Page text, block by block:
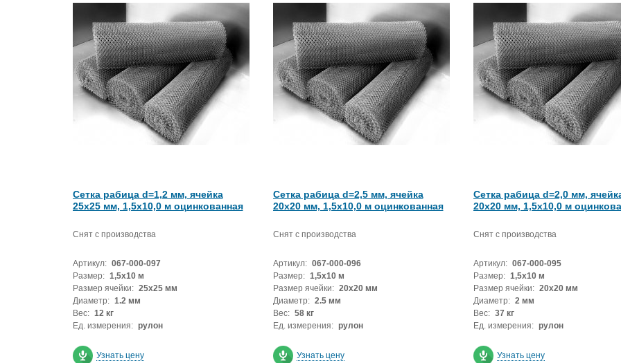
Сетка рабица d=1,2 мм, ячейка
25x25 мм, 1,5х10,0 м оцинкованная
Снят с производства
Артикул: 067-000-097
Размер: 1,5х10 м
Размер ячейки: 25x25 мм
Диаметр: 1.2 мм
Вес: 12 кг
Ед. измерения: рулон
Узнать цену
Сетка рабица d=2,5 мм, ячейка
20x20 мм, 1,5х10,0 м оцинкованная
Снят с производства
Артикул: 067-000-096
Размер: 1,5х10 м
Размер ячейки: 20x20 мм
Диаметр: 2.5 мм
Вес: 58 кг
Ед. измерения: рулон
Узнать цену
Сетка рабица d=2,0 мм,
20x20 мм, 1,5х10,0 м
Снят с производства
Артикул: 067-000-095
Размер: 1,5х10 м
Размер ячейки: 20x20 мм
Диаметр: 2 мм
Вес: 37 кг
Ед. измерения: рулон
Узнать цену